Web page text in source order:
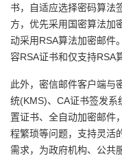
书，自适应选择密码算法
方，优先采用国密算法加
动采用RSA算法加密邮件
容RSA证书和仅支持RSA
此外，密信邮件客户端与
统(KMS)、CA证书签发系
置证书、全自动加密邮件
程繁琐等问题，支持灵活
需求，为政府机构、公共